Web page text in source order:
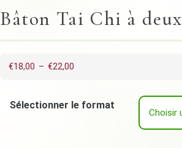
Bâton Tai Chi à deux
€18,00 – €22,00
€18,00
Sélectionner le format